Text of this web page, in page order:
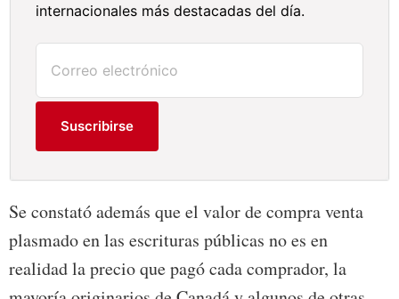
internacionales más destacadas del día.
Suscribirse
Se constató además que el valor de compra venta
plasmado en las escrituras públicas no es en
realidad la precio que pagó cada comprador, la